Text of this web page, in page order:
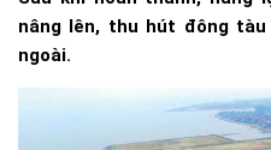
nâng lên, thu hút đông
ngoài.